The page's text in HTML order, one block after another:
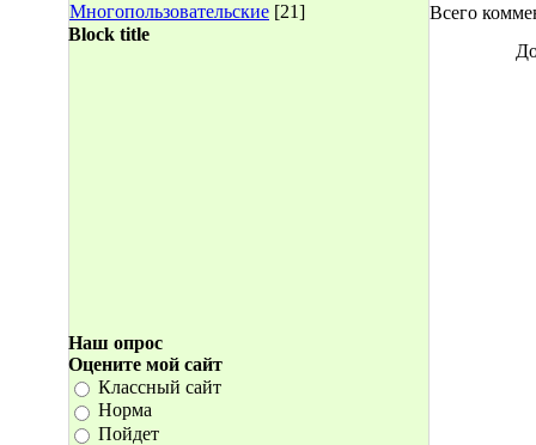
Многопользовательские [21]
Block title
Наш опрос
Оцените мой сайт
Классный сайт
Норма
Пойдет
Всего